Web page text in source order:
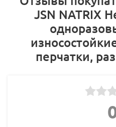
JSN NATRIX
перчатки,